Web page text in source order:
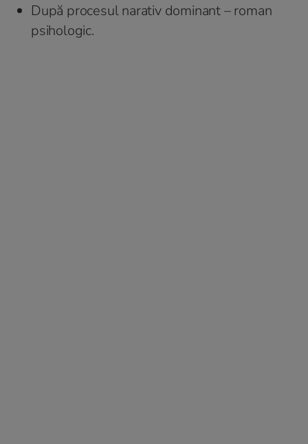
După procesul narativ dominant – roman
psihologic.